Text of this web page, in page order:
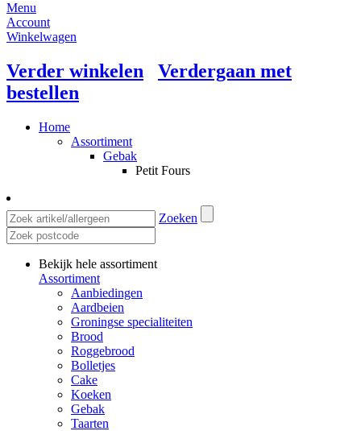
Menu
Account
Winkelwagen
Verder winkelen
Verdergaan met
bestellen
Home
Assortiment
Gebak
Petit Fours
Zoeken
Bekijk hele assortiment
Assortiment
Aanbiedingen
Aardbeien
Groningse specialiteiten
Brood
Roggebrood
Bolletjes
Cake
Koeken
Gebak
Taarten